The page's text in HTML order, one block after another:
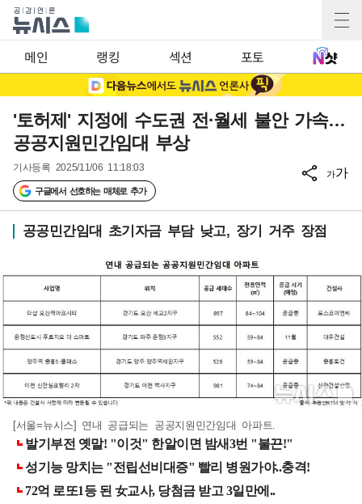
메인 랭킹 섹션 포토
'토허제' 지정에 수도권 전·월세 불안 가속…
공공지원민간임대 부상
기사등록 2025/11/06 11:18:03
구글에서 선호하는 매체로 추가
가가
공공민간임대 초기자금 부담 낮고, 장기 거주 장점
[서울=뉴시스] 연내 공급되는 공공지원민간임대 아파트.